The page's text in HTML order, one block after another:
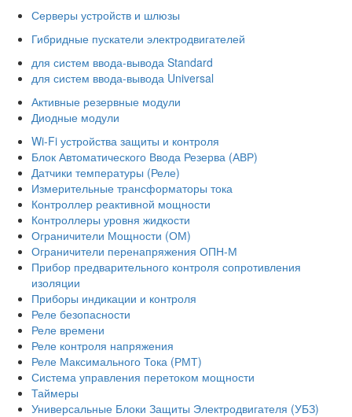
Серверы устройств и шлюзы
Гибридные пускатели электродвигателей
для систем ввода-вывода Standard
для систем ввода-вывода Universal
Активные резервные модули
Диодные модули
Wi-Fi устройства защиты и контроля
Блок Автоматического Ввода Резерва (АВР)
Датчики температуры (Реле)
Измерительные трансформаторы тока
Контроллер реактивной мощности
Контроллеры уровня жидкости
Ограничители Мощности (ОМ)
Ограничители перенапряжения ОПН-М
Прибор предварительного контроля сопротивления
изоляции
Приборы индикации и контроля
Реле безопасности
Реле времени
Реле контроля напряжения
Реле Максимального Тока (РМТ)
Система управления перетоком мощности
Таймеры
Универсальные Блоки Защиты Электродвигателя (УБЗ)